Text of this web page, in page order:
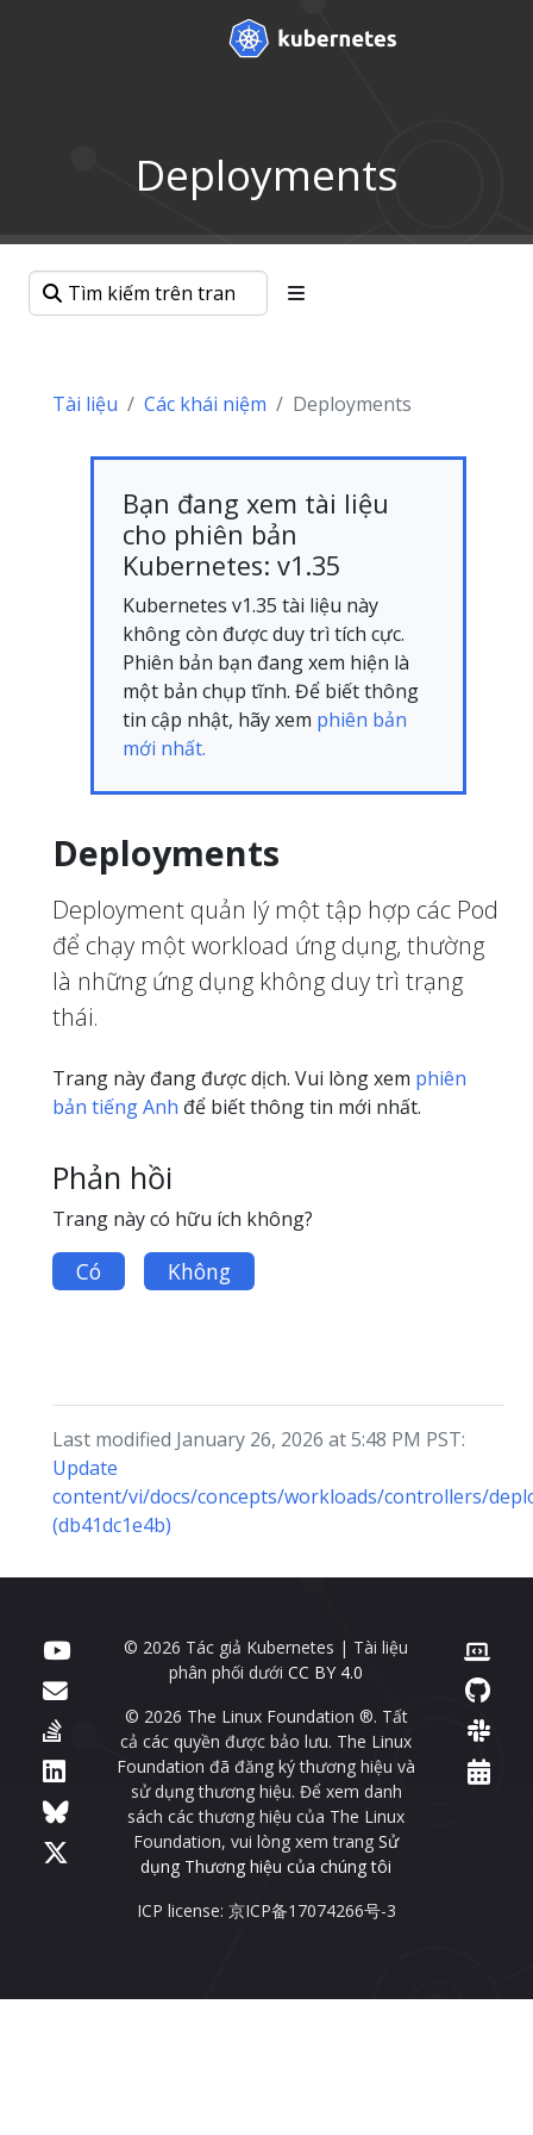
Deployments
Tài liệu Các khái niệm Deployments
Bạn đang xem tài liệu
cho phiên bản
Kubernetes: v1.35
Kubernetes v1.35 tài liệu này
không còn được duy trì tích cực.
Phiên bản bạn đang xem hiện là
một bản chụp tĩnh. Để biết thông
tin cập nhật, hãy xem phiên bản
mới nhất.
Deployments
Deployment quản lý một tập hợp các Pod
để chạy một workload ứng dụng, thường
là những ứng dụng không duy trì trạng
thái.
Trang này đang được dịch. Vui lòng xem phiên
bản tiếng Anh để biết thông tin mới nhất.
Phản hồi
Trang này có hữu ích không?
Có Không
Last modified January 26, 2026 at 5:48 PM PST:
Update
content/vi/docs/concepts/workloads/controllers/
(db41dc1e4b)
© 2026 Tác giả Kubernetes | Tài liệu
phân phối dướiCC BY 4.0
© 2026 The Linux Foundation ®. Tất
cả các quyền được bảo lưu. The Linux
Foundation đã đăng ký thương hiệu và
sử dụng thương hiệu. Để xem danh
sách các thương hiệu của The Linux
Foundation, vui lòng xem trangSử
dụng Thương hiệu của chúng tôi
ICP license: 京ICP备17074266号-3